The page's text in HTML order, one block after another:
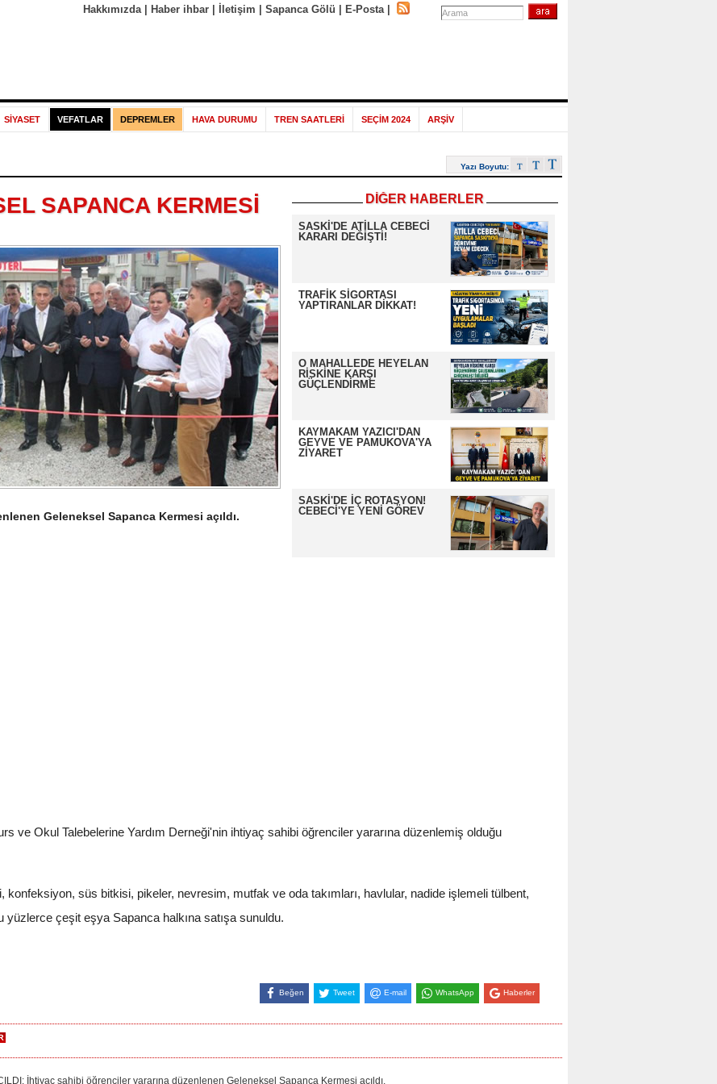
Hakkımızda| Haber ihbar| İletişim Sapanca Gölü E-Posta|
SİYASET VEFATLAR DEPREMLER HAVA DURUMU TREN SAATLERİ SEÇİM 2024 ARŞİV
Yazı Boyutu:
DİĞER HABERLER
SASKİ'DE ATİLLA CEBECİ
KARARI DEĞİŞTİ!
TRAFİK SİGORTASI
YAPTIRANLAR DİKKAT!
O MAHALLEDE HEYELAN
RİSKİNE KARŞI
GÜÇLENDİRME
KAYMAKAM YAZICI'DAN
GEYVE VE PAMUKOVA'YA
ZİYARET
SASKİ'DE İÇ ROTASYON!
CEBECİ'YE YENİ GÖREV
SAPANCA KERMESİ
Geleneksel Sapanca Kermesi açıldı.
ve Okul Talebelerine Yardım Derneği'nin ihtiyaç sahibi öğrenciler yararına düzenlemiş olduğu
konfeksiyon, süs bitkisi, pikeler, nevresim, mutfak ve oda takımları, havlular, nadide işlemeli tülbent,
çeşit eşya Sapanca halkına satışa sunuldu.
Beğen Tweet E-mail WhatsApp Haberler
İhtiyaç sahibi öğrenciler yararına düzenlenen Geleneksel Sapanca Kermesi açıldı.